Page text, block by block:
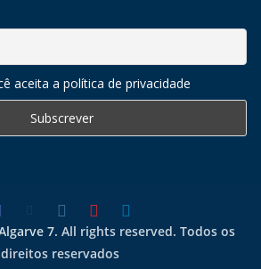
aceita a política de privacidade
7. All rights reserved. Todos os
direitos reservados